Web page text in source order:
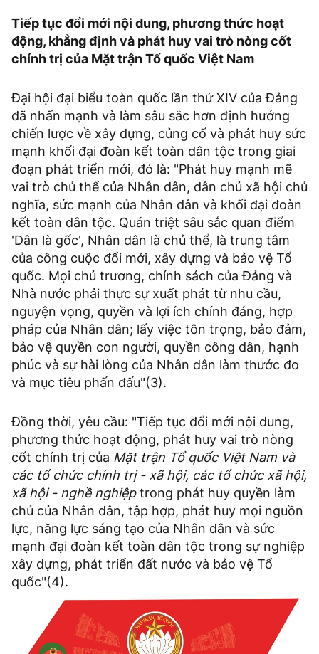
Tiếp tục đổi mới nội dung, phương thức hoạt
động, khẳng định và phát huy vai trò nòng cốt
chính trị của Mặt trận Tổ quốc Việt Nam
Đại hội đại biểu toàn quốc lần thứ XIV của Đảng
đã nhấn mạnh và làm sâu sắc hơn định hướng
chiến lược về xây dựng, củng cố và phát huy sức
mạnh khối đại đoàn kết toàn dân tộc trong giai
đoạn phát triển mới, đó là: "Phát huy mạnh mẽ
vai trò chủ thể của Nhân dân, dân chủ xã hội chủ
nghĩa, sức mạnh của Nhân dân và khối đại đoàn
kết toàn dân tộc. Quán triệt sâu sắc quan điểm
'Dân là gốc', Nhân dân là chủ thể, là trung tâm
của công cuộc đổi mới, xây dựng và bảo vệ Tổ
quốc. Mọi chủ trương, chính sách của Đảng và
Nhà nước phải thực sự xuất phát từ nhu cầu,
nguyện vọng, quyền và lợi ích chính đáng, hợp
pháp của Nhân dân; lấy việc tôn trọng, bảo đảm,
bảo vệ quyền con người, quyền công dân, hạnh
phúc và sự hài lòng của Nhân dân làm thước đo
và mục tiêu phấn đấu"(3).
Đồng thời, yêu cầu: "Tiếp tục đổi mới nội dung,
phương thức hoạt động, phát huy vai trò nòng
cốt chính trị của Mặt trận Tổ quốc Việt Nam và
các tổ chức chính trị - xã hội, các tổ chức xã hội,
xã hội - nghề nghiệptrong phát huy quyền làm
chủ của Nhân dân, tập hợp, phát huy mọi nguồn
lực, năng lực sáng tạo của Nhân dân và sức
mạnh đại đoàn kết toàn dân tộc trong sự nghiệp
xây dựng, phát triển đất nước và bảo vệ Tổ
quốc"(4).